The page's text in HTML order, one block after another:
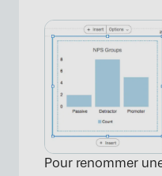
Pour renommer